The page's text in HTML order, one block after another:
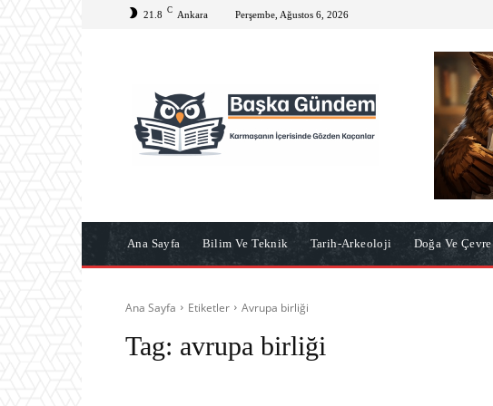
21.8 C Ankara Perşembe, Ağustos 6, 2026
Ana Sayfa Bilim Ve Teknik Tarih-Arkeoloji Doğa Ve Çevre
Ana Sayfa Etiketler Avrupa birliği
Tag: avrupa birliği